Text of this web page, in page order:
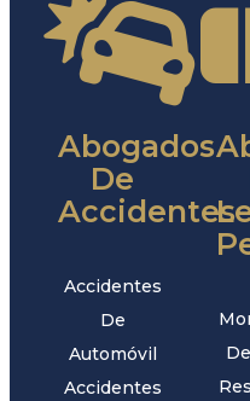
Abogados
De
Accidentes
Accidentes
De
Automóvil
Accidentes